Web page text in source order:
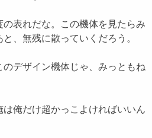
の表れだな。この機体を見たらみ
、無残に散っていくだろう。
のデザイン機体じゃ、みっともね
は俺だけ超かっこよければいいん